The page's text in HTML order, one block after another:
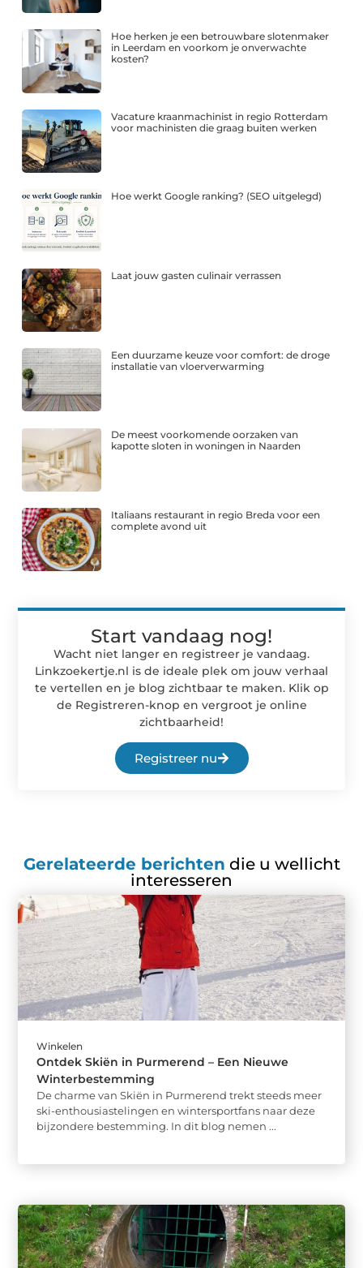
Hoe herken je een betrouwbare slotenmaker
in Leerdam en voorkom je onverwachte
kosten?
Vacature kraanmachinist in regio Rotterdam
voor machinisten die graag buiten werken
Hoe werkt Google ranking? (SEO uitgelegd)
Laat jouw gasten culinair verrassen
Een duurzame keuze voor comfort: de droge
installatie van vloerverwarming
De meest voorkomende oorzaken van
kapotte sloten in woningen in Naarden
Italiaans restaurant in regio Breda voor een
complete avond uit
Start vandaag nog!
Wacht niet langer en registreer je vandaag.
Linkzoekertje.nl is de ideale plek om jouw verhaal
te vertellen en je blog zichtbaar te maken. Klik op
de Registreren-knop en vergroot je online
zichtbaarheid!
Registreer nu
Gerelateerde berichten die u wellicht
interesseren
Winkelen
Ontdek Skiën in Purmerend – Een Nieuwe
Winterbestemming
De charme van Skiën in Purmerend trekt steeds meer
ski-enthousiastelingen en wintersportfans naar deze
bijzondere bestemming. In dit blog nemen ...